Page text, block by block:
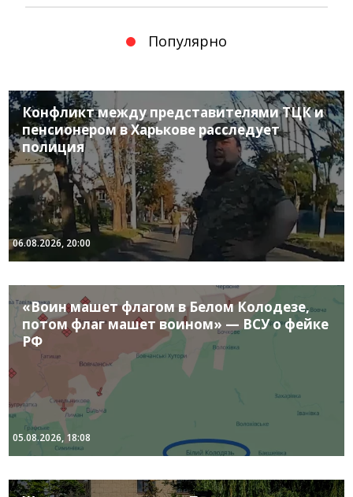
Популярно
Конфликт между представителями ТЦК и
пенсионером в Харькове расследует
полиция
06.08.2026, 20:00
«Воин машет флагом в Белом Колодезе,
потом флаг машет воином» — ВСУ о фейке
РФ
05.08.2026, 18:08